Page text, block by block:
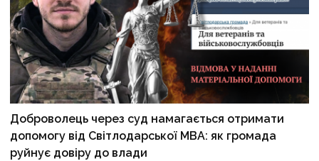
Доброволець через суд намагається отримати
допомогу від Світлодарської МВА: як громада
руйнує довіру до влади